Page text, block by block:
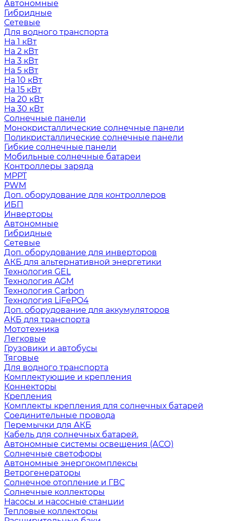
Автономные
Гибридные
Сетевые
Для водного транспорта
На 1 кВт
На 2 кВт
На 3 кВт
На 5 кВт
На 10 кВт
На 15 кВт
На 20 кВт
На 30 кВт
Солнечные панели
Монокристаллические солнечные панели
Поликристаллические солнечные панели
Гибкие солнечные панели
Мобильные солнечные батареи
Контроллеры заряда
MPPT
PWM
Доп. оборудование для контроллеров
ИБП
Инверторы
Автономные
Гибридные
Сетевые
Доп. оборудование для инверторов
АКБ для альтернативной энергетики
Технология GEL
Технология AGM
Технология Carbon
Технология LiFePO4
Доп. оборудование для аккумуляторов
АКБ для транспорта
Мототехника
Легковые
Грузовики и автобусы
Тяговые
Для водного транспорта
Комплектующие и крепления
Коннекторы
Крепления
Комплекты крепления для солнечных батарей
Соединительные провода
Перемычки для АКБ
Кабель для солнечных батарей.
Автономные системы освещения (АСО)
Солнечные светофоры
Автономные энергокомплексы
Ветрогенераторы
Солнечное отопление и ГВС
Солнечные коллекторы
Насосы и насосные станции
Тепловые коллекторы